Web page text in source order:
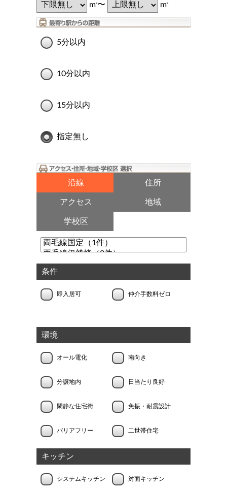
m2〜 m2
5分以内
10分以内
15分以内
指定無し
沿線 住所
アクセス 地域
学校区
条件
即入居可 仲介手数料ゼロ
環境
オール電化 南向き
分譲地内 日当たり良好
閑静な住宅街 免振・耐震設計
バリアフリー 二世帯住宅
キッチン
システムキッチン 対面キッチン